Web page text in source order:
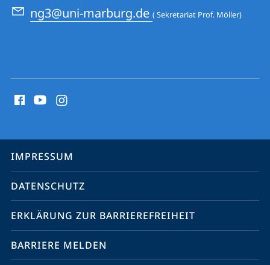
ng3@uni-marburg.de ( Sekretariat Prof. Möller)
Media
Service-
Navigation
IMPRESSUM
DATENSCHUTZ
ERKLÄRUNG ZUR BARRIEREFREIHEIT
BARRIERE MELDEN